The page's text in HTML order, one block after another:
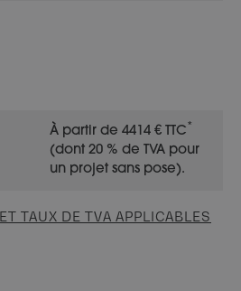
À partir de 4414 € TTC *
(dont 20 % de TVA pour
un projet sans pose).
TAUX DE TVA APPLICABLES